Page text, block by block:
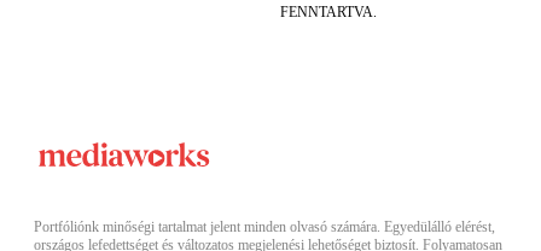
FENNTARTVA.
Portfóliónk minőségi tartalmat jelent minden olvasó számára. Egyedülálló elérést,
országos lefedettséget és változatos megjelenési lehetőséget biztosít. Folyamatosan